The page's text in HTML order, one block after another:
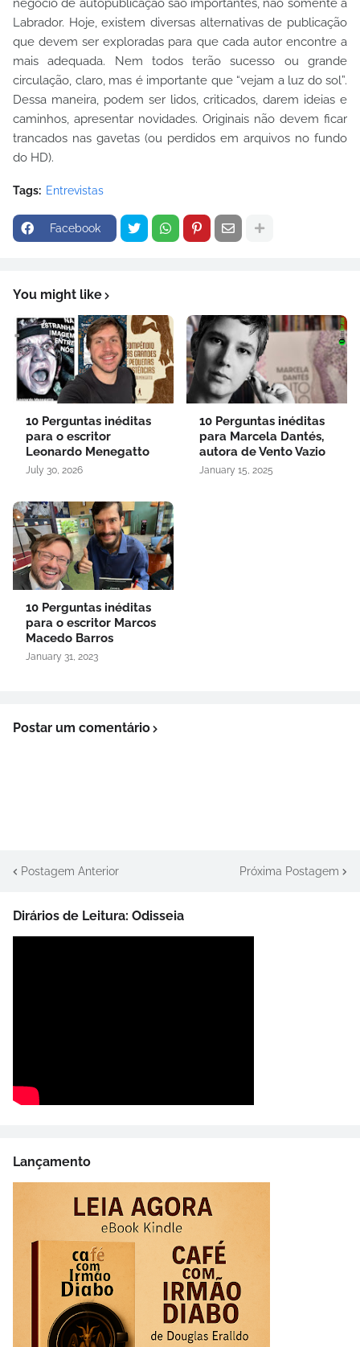
negócio de autopublicação são importantes, não somente a
Labrador. Hoje, existem diversas alternativas de publicação
que devem ser exploradas para que cada autor encontre a
mais adequada. Nem todos terão sucesso ou grande
circulação, claro, mas é importante que “vejam a luz do sol”.
Dessa maneira, podem ser lidos, criticados, darem ideias e
caminhos, apresentar novidades. Originais não devem ficar
trancados nas gavetas (ou perdidos em arquivos no fundo
do HD).
Tags: Entrevistas
Facebook
You might like
10 Perguntas inéditas
para o escritor
Leonardo Menegatto
July 30, 2026
10 Perguntas inéditas
para Marcela Dantés,
autora de Vento Vazio
January 15, 2025
10 Perguntas inéditas
para o escritor Marcos
Macedo Barros
January 31, 2023
Postar um comentário
Postagem Anterior Próxima Postagem
Dirários de Leitura: Odisseia
Lançamento